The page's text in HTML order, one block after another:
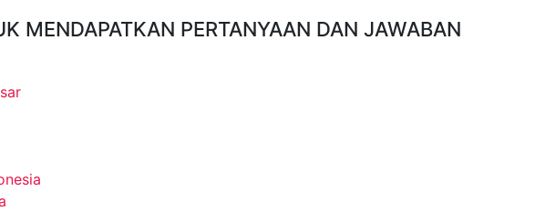
MENDAPATKAN PERTANYAAN DAN JAWABAN